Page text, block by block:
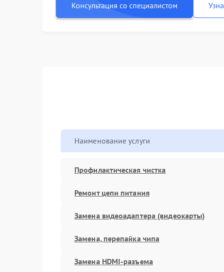
Консультация со специалистом
Наименование услуги
Профилактическая чистка
Ремонт цепи питания
Замена видеоадаптера (видеокарты)
Замена, перепайка чипа
Замена HDMI-разъема